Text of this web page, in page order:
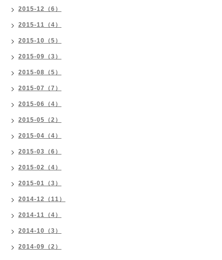
2015-12（6）
2015-11（4）
2015-10（5）
2015-09（3）
2015-08（5）
2015-07（7）
2015-06（4）
2015-05（2）
2015-04（4）
2015-03（6）
2015-02（4）
2015-01（3）
2014-12（11）
2014-11（4）
2014-10（3）
2014-09（2）